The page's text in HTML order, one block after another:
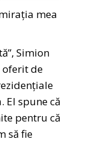
mea
Simion
oferit de
El spune că
pentru că
să fie